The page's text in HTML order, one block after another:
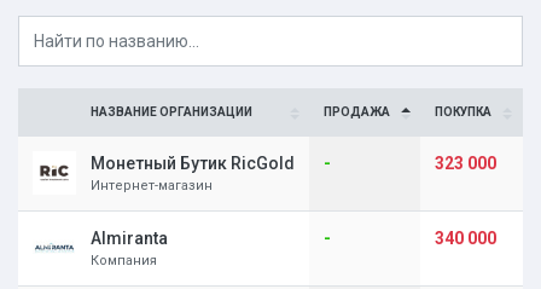
НАЗВАНИЕ ОРГАНИЗАЦИИ ПРОДАЖА ПОКУПКА
Монетный Бутик RicGold
Интернет-магазин
- 323 000
Almiranta
Компания
- 340 000